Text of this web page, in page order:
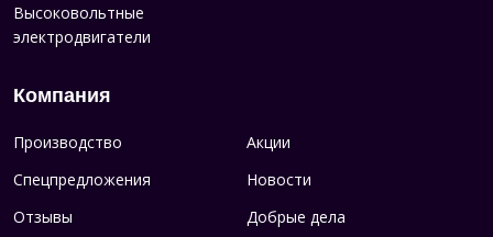
Высоковольтные
электродвигатели
Компания
Производство
Акции
Спецпредложения
Новости
Отзывы
Добрые дела